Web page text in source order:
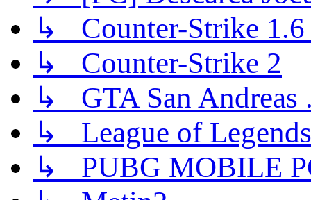
↳ Counter-Strike 1.6
↳ Counter-Strike 2
↳ GTA San Andreas
↳ League of Legends
↳ PUBG MOBILE